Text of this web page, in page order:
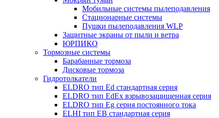
Мобильные системы пылеподавления
Стационарные системы
Пушки пылеподавления WLP
Защитные экраны от пыли и ветра
ЮРПИКО
Тормозные системы
Барабанные тормоза
Дисковые тормоза
Гидротолкатели
ELDRO тип Ed стандартная серия
ELDRO тип EdEx взрывозащищенная серия
ELDRO тип Eg серия постоянного тока
ELHI тип ЕВ стандартная серия